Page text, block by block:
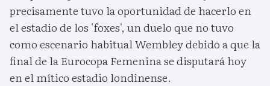
precisamente tuvo la oportunidad de hacerlo en
el estadio de los 'foxes', un duelo que no tuvo
como escenario habitual Wembley debido a que la
final de la Eurocopa Femenina se disputará hoy
en el mítico estadio londinense.